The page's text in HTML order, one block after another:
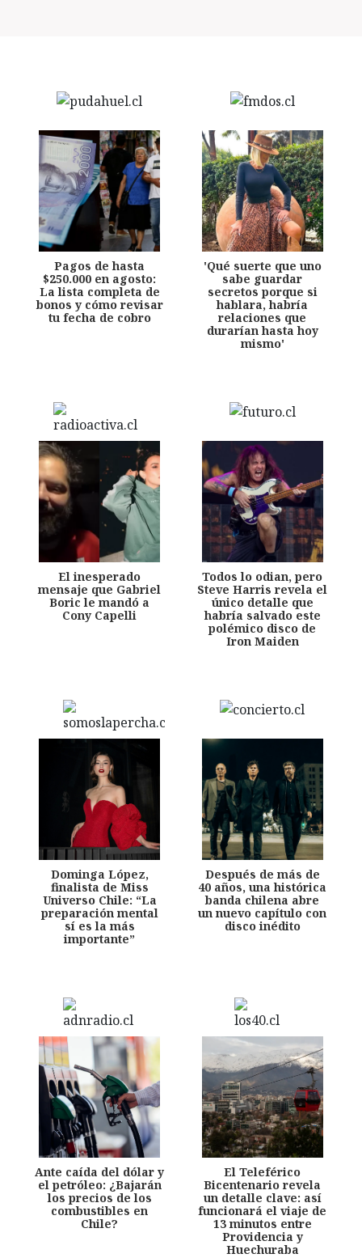
Pagos de hasta
$250.000 en agosto:
La lista completa de
bonos y cómo revisar
tu fecha de cobro
'Qué suerte que uno
sabe guardar
secretos porque si
hablara, habría
relaciones que
durarían hasta hoy
mismo'
El inesperado
mensaje que Gabriel
Boric le mandó a
Cony Capelli
Todos lo odian, pero
Steve Harris revela el
único detalle que
habría salvado este
polémico disco de
Iron Maiden
Dominga López,
finalista de Miss
Universo Chile: “La
preparación mental
sí es la más
importante”
Después de más de
40 años, una histórica
banda chilena abre
un nuevo capítulo con
disco inédito
Ante caída del dólar y
el petróleo: ¿Bajarán
los precios de los
combustibles en
Chile?
El Teleférico
Bicentenario revela
un detalle clave: así
funcionará el viaje de
13 minutos entre
Providencia y
Huechuraba